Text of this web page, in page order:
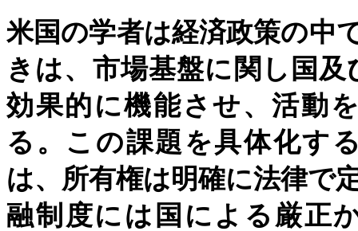
米国の学者は経済政策の中
きは、市場基盤に関し国
効果的に機能させ、活動
る。この課題を具体化す
は、所有権は明確に法律で
融制度には国による厳正